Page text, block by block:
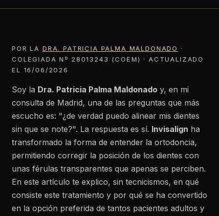
POR LA DRA. PATRICIA PALMA MALDONADO
·
COLEGIADA Nº 28013243 (COEM) · ACTUALIZADO
EL 16/06/2026
Soy la Dra. Patricia Palma Maldonado y, en mi
consulta de Madrid, una de las preguntas que más
escucho es: "¿de verdad puedo alinear mis dientes
sin que se note?". La respuesta es sí. Invisalign ha
transformado la forma de entender la ortodoncia,
permitiendo corregir la posición de los dientes con
unas férulas transparentes que apenas se perciben.
En este artículo te explico, sin tecnicismos, en qué
consiste este tratamiento y por qué se ha convertido
en la opción preferida de tantos pacientes adultos y